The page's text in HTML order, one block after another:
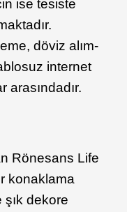
ise tesiste
döviz alım-
internet
arasındadır.
Rönesans Life
konaklama
şık dekore